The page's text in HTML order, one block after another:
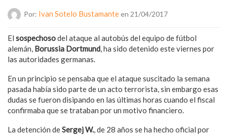
Por: Ivan Sotelo Bustamanteen 21/04/2017
El sospechosodel ataque al autobús del equipo de fútbol
alemán, Borussia Dortmund, ha sido detenido este viernes por
las autoridades germanas.
En un principio se pensaba que el ataque suscitado la semana
pasada había sido parte de un acto terrorista, sin embargo esas
dudas se fueron disipando en las últimas horas cuando el fiscal
confirmaba que se trataban por un motivo financiero.
La detención deSergej W., de 28 años se ha hecho oficial por